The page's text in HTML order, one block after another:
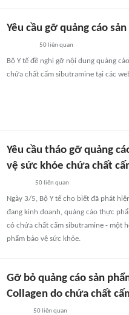
Yêu cầu gỡ quảng cáo
50 liên quan
Bộ Y tế đề nghị gỡ nội dung quảng
chứa chất cấm sibutramine tại các
Yêu cầu tháo gỡ quảng
vệ sức khỏe chứa chất
50 liên quan
Ngày 3/5, Bộ Y tế cho biết đã phát
đang kinh doanh, quảng cáo thực
có chứa chất cấm sibutramine - một
phẩm bảo vệ sức khỏe.
Gỡ bỏ quảng cáo sản
Collagen do chứa chất
50 liên quan